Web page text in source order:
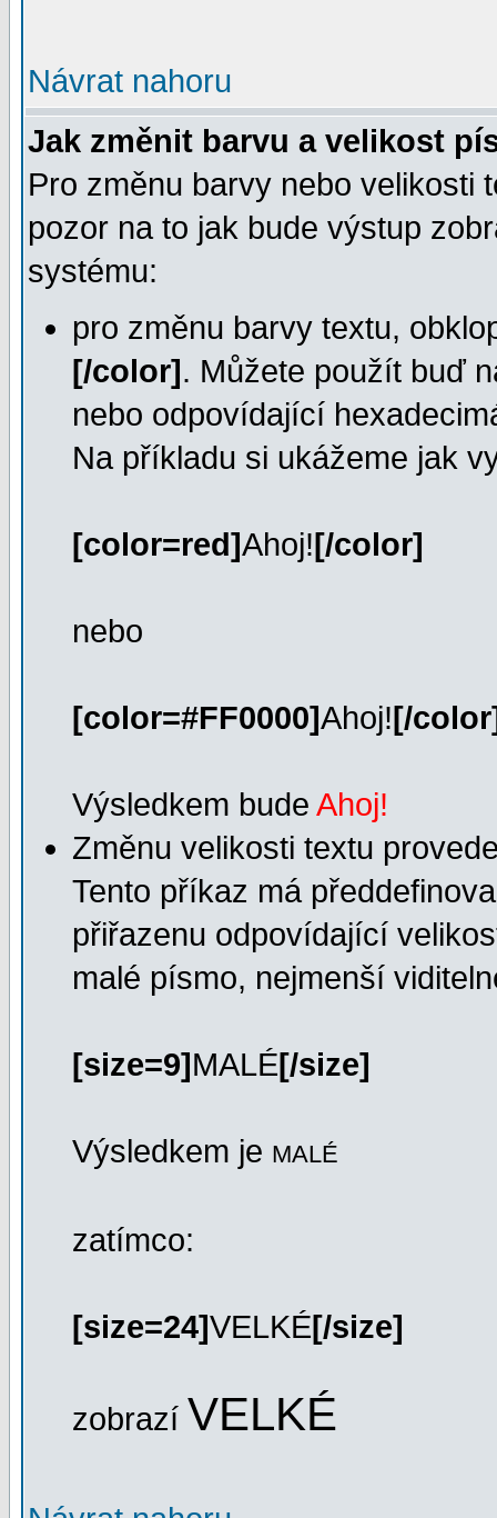
Návrat nahoru
Jak změnit barvu a velikost
Pro změnu barvy nebo velikosti
pozor na to jak bude výstup
systému:
pro změnu barvy textu,
[/color]. Můžete použít buď
nebo odpovídající
Na příkladu si ukážeme jak
[color=red]Ahoj![/color]
nebo
[color=#FF0000]Ahoj![/
Výsledkem bude Ahoj!
Změnu velikosti textu
Tento příkaz má
přiřazenu odpovídající
malé písmo, nejmenší
[size=9]MALÉ[/size]
Výsledkem je MALÉ
zatímco:
[size=24]VELKÉ[/size]
zobrazí VELKÉ